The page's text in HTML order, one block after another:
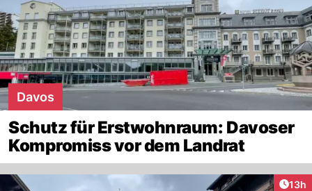
Davos
Schutz für Erstwohnraum: Davoser
Kompromiss vor dem Landrat
13h